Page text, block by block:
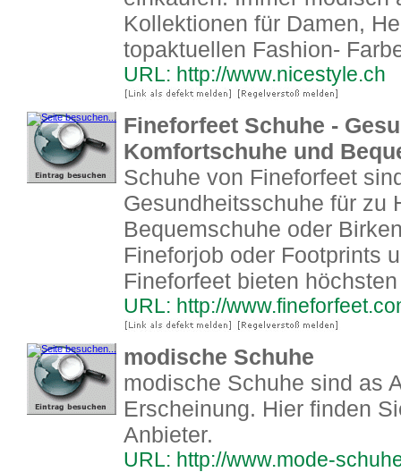
Kollektionen für Damen,
topaktuellen Fashion-
URL: http://www.nicestyle.ch
Fineforfeet Schuhe -
Komfortschuhe und
Schuhe von Fineforfeet
Gesundheitsschuhe für zu
Bequemschuhe oder
Fineforjob oder Footprints
Fineforfeet bieten
URL: http://
modische Schuhe
modische Schuhe sind as
Erscheinung. Hier finden
Anbieter.
URL: http://www.mode-